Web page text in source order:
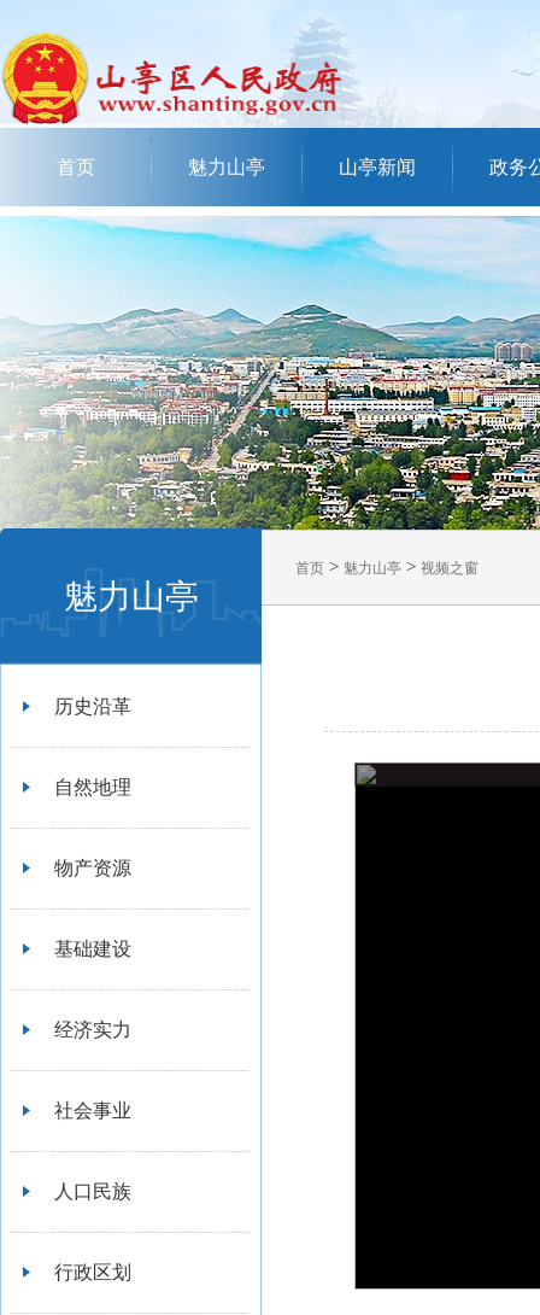
首页 魅力山亭 山亭新闻 政务
魅力山亭
历史沿革
自然地理
物产资源
基础建设
经济实力
社会事业
人口民族
行政区划
首页 > 魅力山亭 > 视频之窗